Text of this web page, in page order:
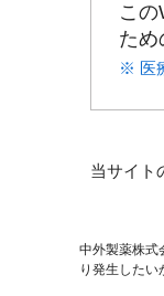
この
ため
※ 医
当サイト
中外製薬株式
り発生したい